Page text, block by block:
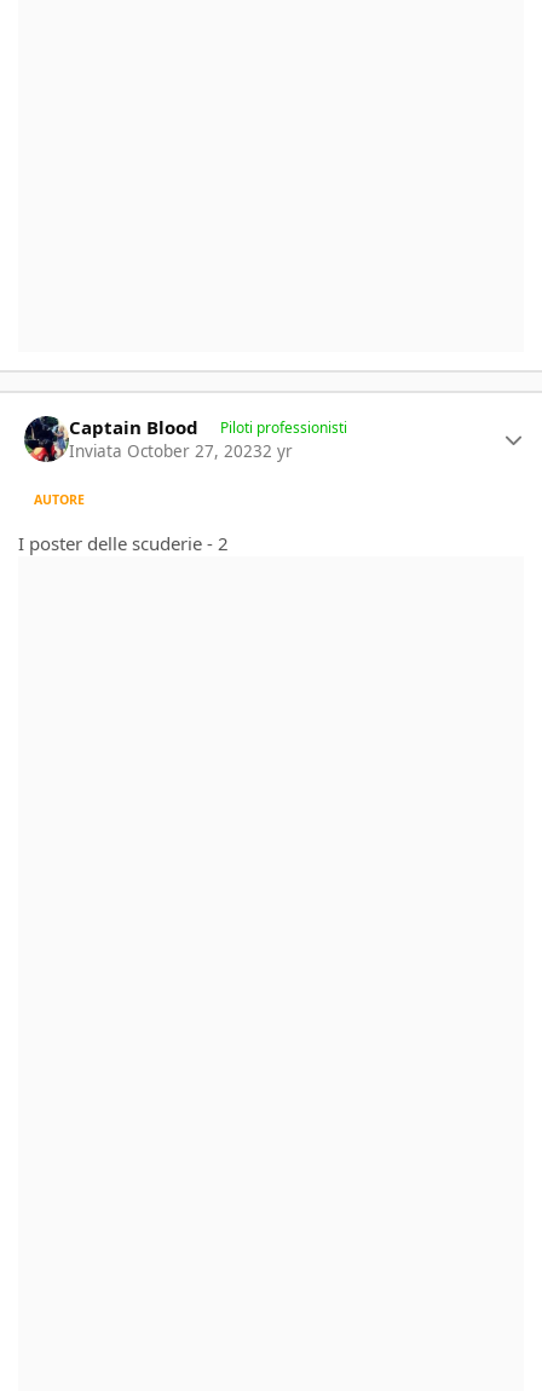
Captain Blood Piloti professionisti
Inviata October 27, 20232 yr
AUTORE
I poster delle scuderie - 2